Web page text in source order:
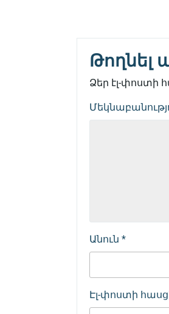
Ձեր էլ-փոստի
Անուն *
Էլ-փոստի